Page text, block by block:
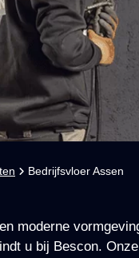
Bedrijfsvloer Assen
moderne
u bij Bescon.